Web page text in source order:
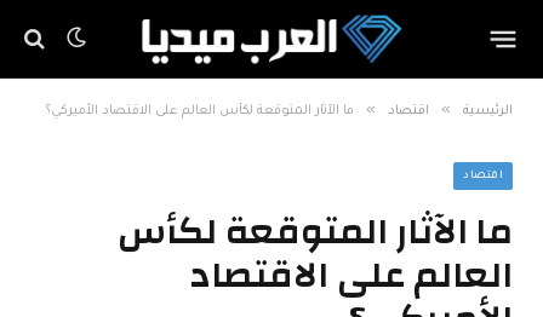
الرئيسية » اقتصاد » ما الآثار المتوقعة لكأس العالم على الاقتصاد الأميركي؟
اقتصاد
ما الآثار المتوقعة لكأس
العالم على الاقتصاد